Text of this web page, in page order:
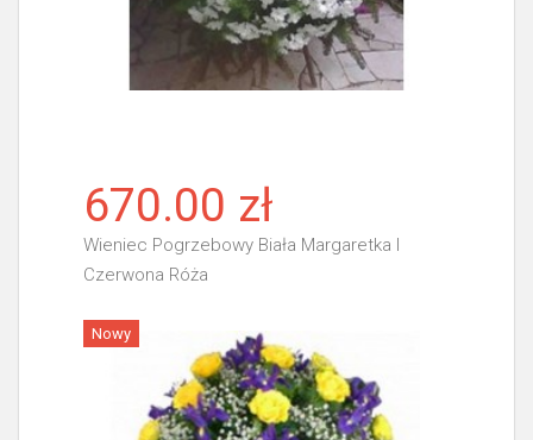
670.00 zł
Wieniec Pogrzebowy Biała Margaretka I
Czerwona Róża
Więcej
Nowy